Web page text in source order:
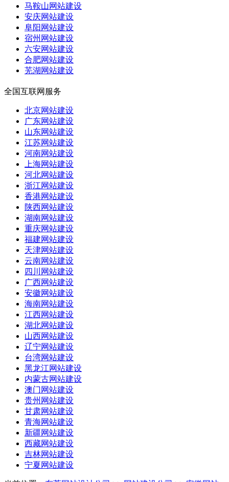
马鞍山网站建设
安庆网站建设
阜阳网站建设
宿州网站建设
六安网站建设
合肥网站建设
芜湖网站建设
全国互联网服务
北京网站建设
广东网站建设
山东网站建设
江苏网站建设
河南网站建设
上海网站建设
河北网站建设
浙江网站建设
香港网站建设
陕西网站建设
湖南网站建设
重庆网站建设
福建网站建设
天津网站建设
云南网站建设
四川网站建设
广西网站建设
安徽网站建设
海南网站建设
江西网站建设
湖北网站建设
山西网站建设
辽宁网站建设
台湾网站建设
黑龙江网站建设
内蒙古网站建设
澳门网站建设
贵州网站建设
甘肃网站建设
青海网站建设
新疆网站建设
西藏网站建设
吉林网站建设
宁夏网站建设